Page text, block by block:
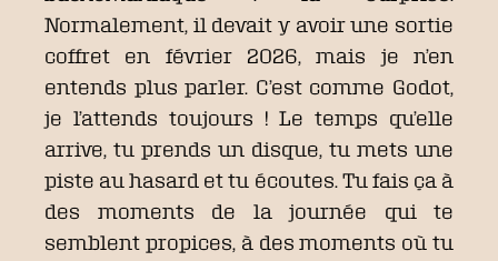
Normalement, il devait y avoir une sortie
coffret en février 2026, mais je n’en
entends plus parler. C’est comme Godot,
je l’attends toujours ! Le temps qu’elle
arrive, tu prends un disque, tu mets une
piste au hasard et tu écoutes. Tu fais ça à
des moments de la journée qui te
semblent propices, à des moments où tu